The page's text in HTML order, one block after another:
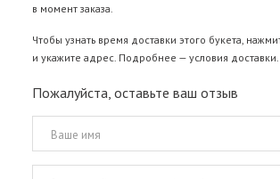
в момент заказа.
Чтобы узнать время доставки этого букета,
и укажите адрес. Подробнее — условия доставки.
Пожалуйста, оставьте ваш отзыв